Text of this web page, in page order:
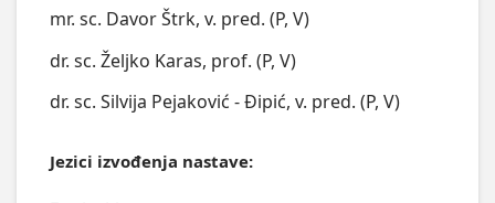
mr. sc. Davor Štrk, v. pred. (P, V)
dr. sc. Željko Karas, prof. (P, V)
dr. sc. Silvija Pejaković - Đipić, v. pred. (P, V)
Jezici izvođenja nastave: